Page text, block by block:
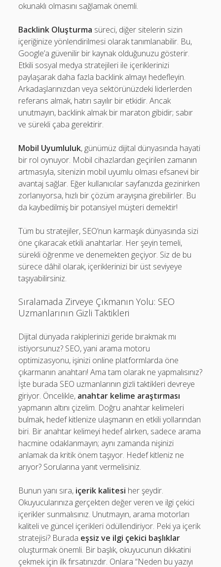
okunaklı olmasını sağlamak önemli.
Backlink Oluşturma süreci, diğer sitelerin sizin
içeriğinize yönlendirilmesi olarak tanımlanabilir. Bu,
Google’a güvenilir bir kaynak olduğunuzu gösterir.
Etkili sosyal medya stratejileri ile içeriklerinizi
paylaşarak daha fazla backlink almayı hedefleyin.
Arkadaşlarınızdan veya sektörünüzdeki liderlerden
referans almak, hatırı sayılır bir etkidir. Ancak
unutmayın, backlink almak bir maraton gibidir; sabır
ve sürekli çaba gerektirir.
Mobil Uyumluluk, günümüz dijital dünyasında hayati
bir rol oynuyor. Mobil cihazlardan geçirilen zamanın
artmasıyla, sitenizin mobil uyumlu olması efsanevi bir
avantaj sağlar. Eğer kullanıcılar sayfanızda gezinirken
zorlanıyorsa, hızlı bir çözüm arayışına girebilirler. Bu
da kaybedilmiş bir potansiyel müşteri demektir!
Tüm bu stratejiler, SEO’nun karmaşık dünyasında sizi
öne çıkaracak etkili anahtarlar. Her şeyin temeli,
sürekli öğrenme ve denemekten geçiyor. Siz de bu
sürece dâhil olarak, içeriklerinizi bir üst seviyeye
taşıyabilirsiniz.
Sıralamada Zirveye Çıkmanın Yolu: SEO
Uzmanlarının Gizli Taktikleri
Dijital dünyada rakiplerinizi geride bırakmak mı
istiyorsunuz? SEO, yani arama motoru
optimizasyonu, işinizi online platformlarda öne
çıkarmanın anahtarı! Ama tam olarak ne yapmalısınız?
İşte burada SEO uzmanlarının gizli taktikleri devreye
giriyor. Öncelikle, anahtar kelime araştırması
yapmanın altını çizelim. Doğru anahtar kelimeleri
bulmak, hedef kitlenize ulaşmanın en etkili yollarından
biri. Bir anahtar kelimeyi hedef alırken, sadece arama
hacmine odaklanmayın; aynı zamanda nişinizi
anlamak da kritik önem taşıyor. Hedef kitleniz ne
arıyor? Sorularına yanıt vermelisiniz.
Bunun yanı sıra, içerik kalitesi her şeydir.
Okuyucularınıza gerçekten değer veren ve ilgi çekici
içerikler sunmalısınız. Unutmayın, arama motorları
kaliteli ve güncel içerikleri ödüllendiriyor. Peki ya içerik
stratejisi? Burada eşsiz ve ilgi çekici başlıklar
oluşturmak önemli. Bir başlık, okuyucunun dikkatini
çekmek için ilk fırsatınızdır. Onlara “Neden bu yazıyı